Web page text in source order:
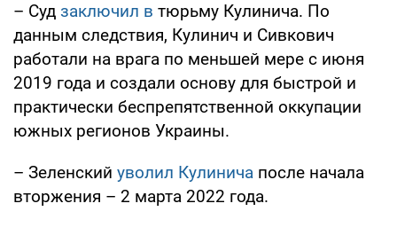
– Суд заключил в тюрьму Кулинича. По
данным следствия, Кулинич и Сивкович
работали на врага по меньшей мере с июня
2019 года и создали основу для быстрой и
практически беспрепятственной оккупации
южных регионов Украины.
– Зеленский уволил Кулинича после начала
вторжения – 2 марта 2022 года.